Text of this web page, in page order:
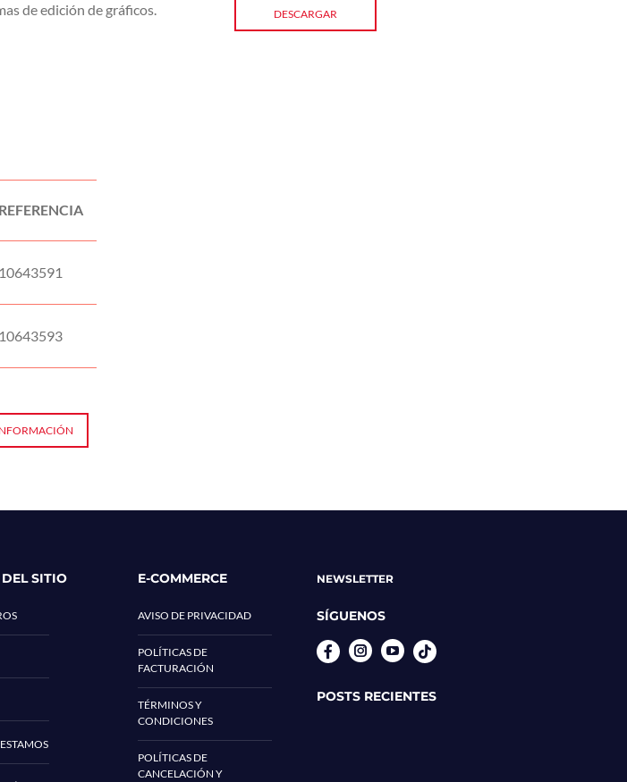
de edición de gráficos. DESCARGAR
REFERENCIA
10643591
10643593
SITIO E-COMMERCE
AVISO DE PRIVACIDAD
POLÍTICAS DE
FACTURACIÓN
TÉRMINOS Y
CONDICIONES
POLÍTICAS DE
CANCELACIÓN Y
NEWSLETTER
SÍGUENOS
InstagramYouTube
POSTS RECIENTES